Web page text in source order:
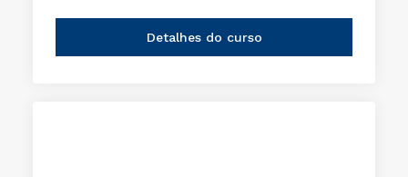
Detalhes do curso